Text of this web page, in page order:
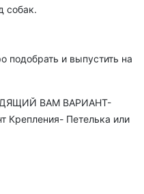
собак.
подобрать и выпустить на
ВАМ ВАРИАНТ-
Крепления- Петелька или